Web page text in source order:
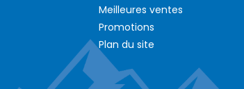
Meilleures ventes
Promotions
Plan du site